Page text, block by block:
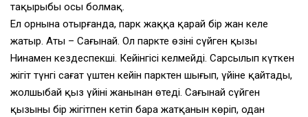
тақырыбы осы болмақ.
Ел орнына отырғанда, парк жаққа қарай бір жан келе
жатыр. Аты – Сағынай. Ол паркте өзінің сүйген қызы
Нинамен кездеспекші. Кейінгісі келмейді. Сарсылып күткен
жігіт түнгі сағат үштен кейін парктен шығып, үйіне қайтады,
жолшыбай қыз үйінің жанынан өтеді. Сағынай сүйген
қызының бір жігітпен кетіп бара жатқанын көріп, одан